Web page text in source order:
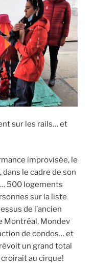
sur les rails… et
improvisée, le
le cadre de son
500 logements
sur la liste
de l’ancien
Montréal, Mondev
de condos… et
un grand total
au cirque!